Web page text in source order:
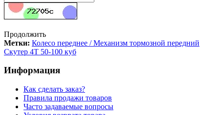
Продолжить
Метки: Колесо переднее / Механизм тормозной передний
Скутер 4Т 50-100 куб
Информация
Как сделать заказ?
Правила продажи товаров
Часто задаваемые вопросы